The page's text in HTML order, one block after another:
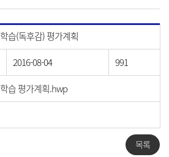
습(독후감) 평가계획
2016-08-04
991
습 평가계획.hwp
목록